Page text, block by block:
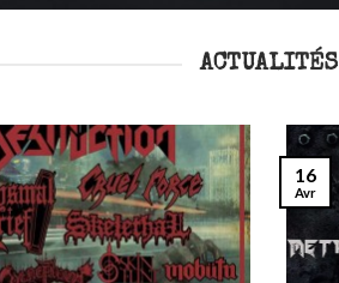
ACTUALITÉS
16
Avr